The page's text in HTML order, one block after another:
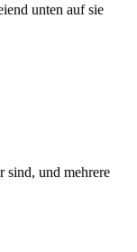
unten auf sie
sind, und mehrere